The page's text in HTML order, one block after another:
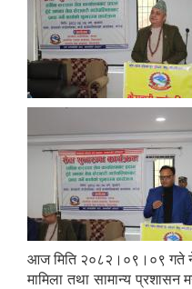
आज मिति २०८२।०९।०९ गते
मामिला तथा सामान्य प्रशासन